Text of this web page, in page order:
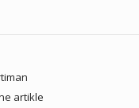
artikle